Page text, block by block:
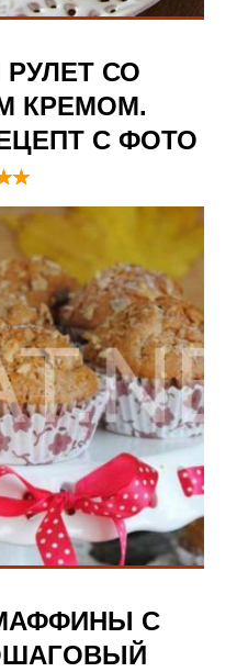
СО
КРЕМОМ.
С ФОТО
С